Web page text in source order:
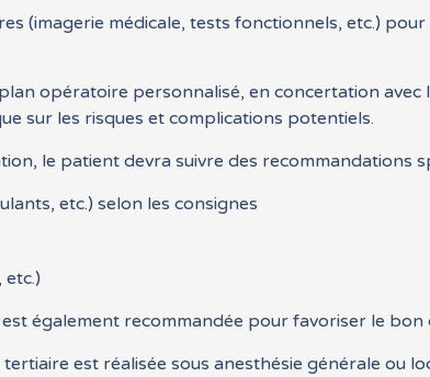
(imagerie médicale, tests fonctionnels, etc.)
opératoire personnalisé, en concertation
sur les risques et complications potentiels.
le patient devra suivre des recommandations
etc.) selon les consignes
également recommandée pour favoriser le
est réalisée sous anesthésie générale ou